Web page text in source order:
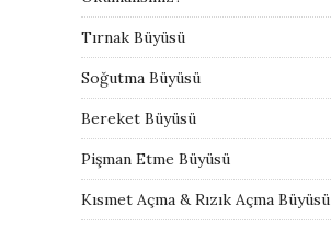
Tırnak Büyüsü
Soğutma Büyüsü
Bereket Büyüsü
Pişman Etme Büyüsü
Kısmet Açma & Rızık Açma Büyüsü